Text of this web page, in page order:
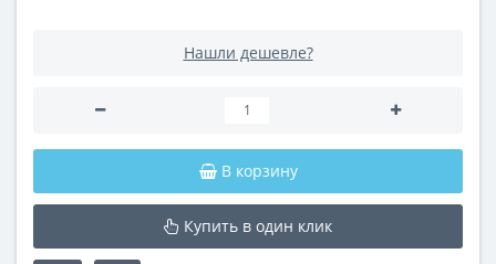
Нашли дешевле?
В корзину
Купить в один клик